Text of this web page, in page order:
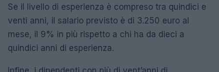
Se il livello di esperienza è compreso tra quindici e
venti anni, il salario previsto è di 3.250 euro al
mese, il 9% in più rispetto a chi ha da dieci a
quindici anni di esperienza.